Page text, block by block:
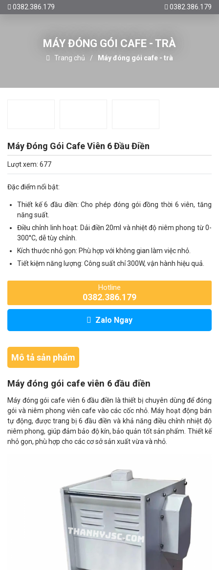
0382.386.179 0382.386.179
MÁY ĐÓNG GÓI CAFE - TRÀ
Trang chủ Máy đóng gói cafe - trà
Máy Đóng Gói Cafe Viên 6 Đầu Điền
Lượt xem: 677
Đặc điểm nổi bật:
Thiết kế 6 đầu điền: Cho phép đóng gói đồng thời 6 viên, tăng
năng suất.
Điều chỉnh linh hoạt: Dải điền 20ml và nhiệt độ niêm phong từ 0-
300°C, dễ tùy chỉnh.
Kích thước nhỏ gọn: Phù hợp với không gian làm việc nhỏ.
Tiết kiệm năng lượng: Công suất chỉ 300W, vận hành hiệu quả.
Hotline
0382.386.179
Zalo Ngay
Mô tả sản phẩm
Máy đóng gói cafe viên 6 đầu điền
Máy đóng gói cafe viên 6 đầu điền là thiết bị chuyên dùng để đóng
gói và niêm phong viên cafe vào các cốc nhỏ. Máy hoạt động bán
tự động, được trang bị 6 đầu điền và khả năng điều chỉnh nhiệt độ
niêm phong, giúp đảm bảo độ kín, bảo quản tốt sản phẩm. Thiết kế
nhỏ gọn, phù hợp cho các cơ sở sản xuất vừa và nhỏ.